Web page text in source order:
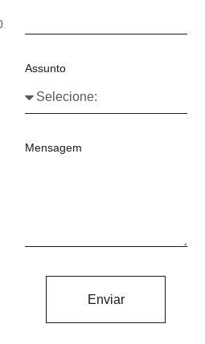
Assunto
Mensagem
Enviar